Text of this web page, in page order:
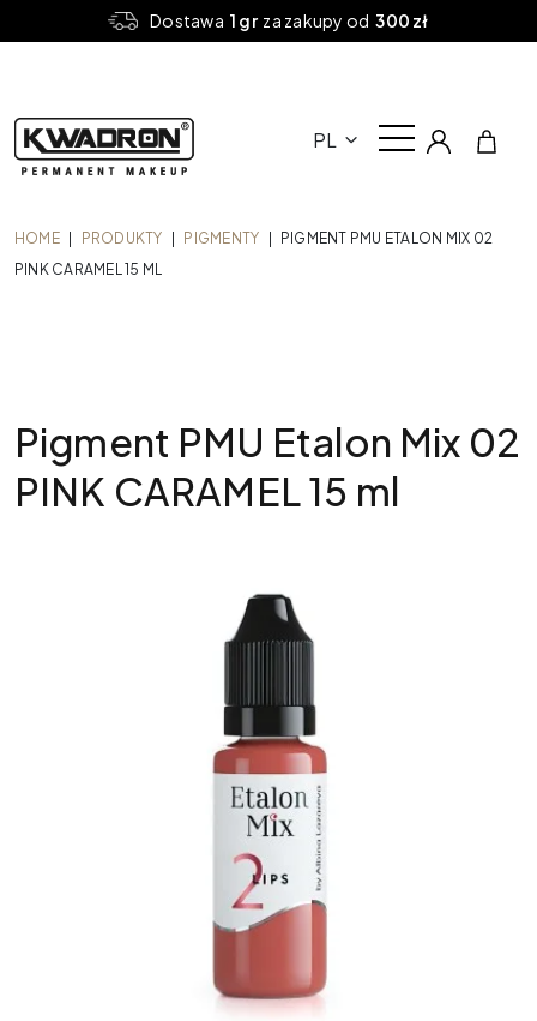
Dostawa 1 grza zakupy od 300 zł
PL
HOME PRODUKTY PIGMENTY
PIGMENT PMU ETALON MIX 02
PINK CARAMEL 15 ML
Pigment PMU Etalon Mix 02
PINK CARAMEL 15 ml